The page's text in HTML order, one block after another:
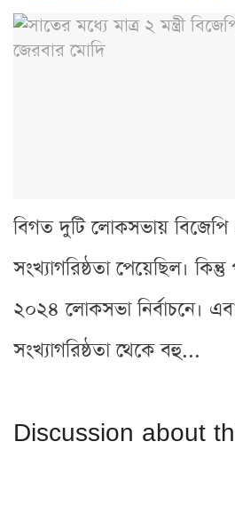
বিগত দুটি লোকসভায় বিজেপি
সংখ্যাগরিষ্ঠতা পেয়েছিল।
২০২৪ লোকসভা নির্বাচনে।
সংখ্যাগরিষ্ঠতা থেকে বহু...
Discussion about